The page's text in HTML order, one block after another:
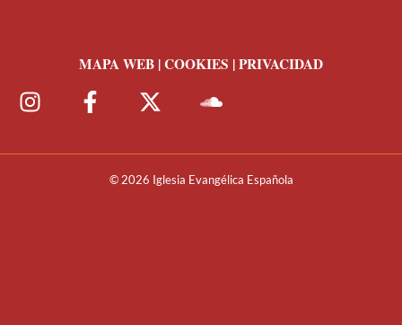
MAPA WEB | COOKIES | PRIVACIDAD
© 2026 Iglesia Evangélica Española